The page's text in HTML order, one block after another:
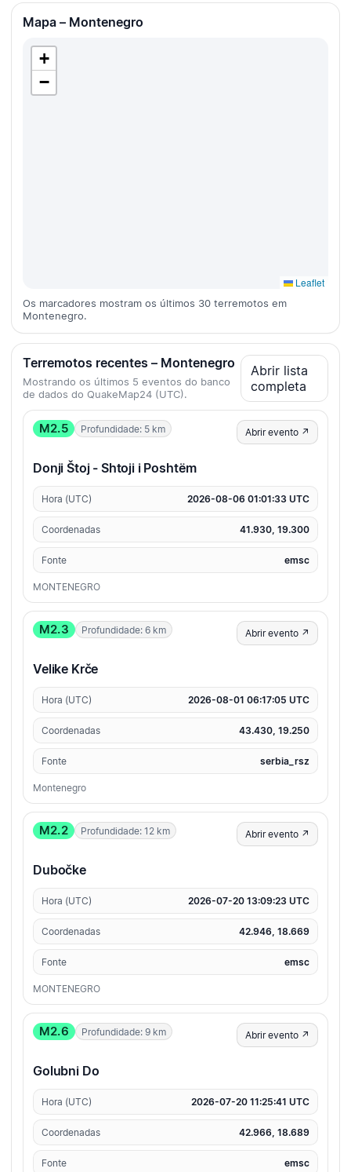
Mapa – Montenegro
+
−
Leaflet
Os marcadores mostram os últimos 30 terremotos em
Montenegro.
Terremotos recentes – Montenegro
Mostrando os últimos 5 eventos do banco
de dados do QuakeMap24 (UTC).
Abrir lista
completa
M2.5 Profundidade: 5 km Abrir evento ↗
Donji Štoj - Shtoji i Poshtëm
Hora (UTC) 2026-08-06 01:01:33 UTC
Coordenadas 41.930, 19.300
Fonte emsc
MONTENEGRO
M2.3 Profundidade: 6 km Abrir evento ↗
Velike Krče
Hora (UTC) 2026-08-01 06:17:05 UTC
Coordenadas 43.430, 19.250
Fonte serbia_rsz
Montenegro
M2.2 Profundidade: 12 km Abrir evento ↗
Dubočke
Hora (UTC) 2026-07-20 13:09:23 UTC
Coordenadas 42.946, 18.669
Fonte emsc
MONTENEGRO
M2.6 Profundidade: 9 km Abrir evento ↗
Golubni Do
Hora (UTC) 2026-07-20 11:25:41 UTC
Coordenadas 42.966, 18.689
Fonte emsc